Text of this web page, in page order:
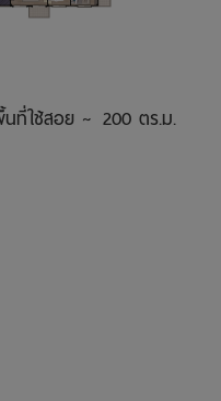
ที่ใช้สอย ~ 200 ตร.ม.